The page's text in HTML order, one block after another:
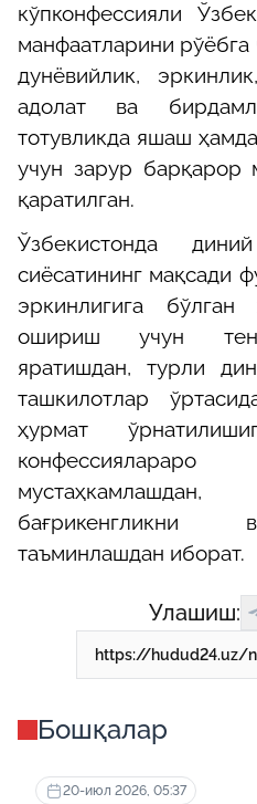
кўпконфессияли
манфаатларини
дунёвийлик,
адолат ва
тотувликда яшаш
учун зарур барқарор
қаратилган.
Ўзбекистонда
сиёсатининг мақсади
эркинлигига бўлган
ошириш учун
яратишдан, турли
ташкилотлар
ҳурмат
бағрикенгликни
таъминлашдан иборат.
Улашиш:
Бошқалар
20-июл 2026, 05:37